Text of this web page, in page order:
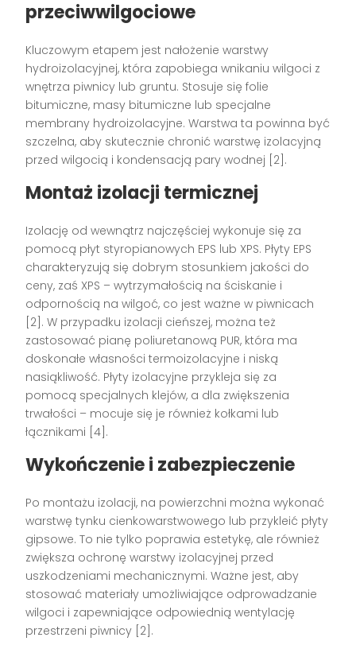
przeciwwilgociowe
Kluczowym etapem jest nałożenie warstwy
hydroizolacyjnej, która zapobiega wnikaniu wilgoci z
wnętrza piwnicy lub gruntu. Stosuje się folie
bitumiczne, masy bitumiczne lub specjalne
membrany hydroizolacyjne. Warstwa ta powinna być
szczelna, aby skutecznie chronić warstwę izolacyjną
przed wilgocią i kondensacją pary wodnej [2].
Montaż izolacji termicznej
Izolację od wewnątrz najczęściej wykonuje się za
pomocą płyt styropianowych EPS lub XPS. Płyty EPS
charakteryzują się dobrym stosunkiem jakości do
ceny, zaś XPS – wytrzymałością na ściskanie i
odpornością na wilgoć, co jest ważne w piwnicach
[2]. W przypadku izolacji cieńszej, można też
zastosować pianę poliuretanową PUR, która ma
doskonałe własności termoizolacyjne i niską
nasiąkliwość. Płyty izolacyjne przykleja się za
pomocą specjalnych klejów, a dla zwiększenia
trwałości – mocuje się je również kołkami lub
łącznikami [4].
Wykończenie i zabezpieczenie
Po montażu izolacji, na powierzchni można wykonać
warstwę tynku cienkowarstwowego lub przykleić płyty
gipsowe. To nie tylko poprawia estetykę, ale również
zwiększa ochronę warstwy izolacyjnej przed
uszkodzeniami mechanicznymi. Ważne jest, aby
stosować materiały umożliwiające odprowadzanie
wilgoci i zapewniające odpowiednią wentylację
przestrzeni piwnicy [2].